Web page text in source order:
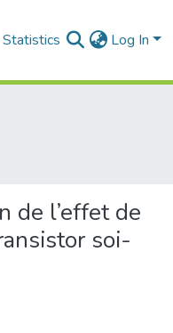
Statistics Log In
de l’effet de
soi-